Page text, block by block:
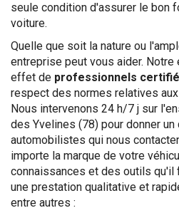
seule condition d'assurer le bon
voiture.
Quelle que soit la nature ou
entreprise peut vous aider.
effet de professionnels
respect des normes relatives
Nous intervenons 24 h/7 j sur
des Yvelines (78) pour donner
automobilistes qui nous
importe la marque de votre
connaissances et des outils qu'il
une prestation qualitative et
entre autres :